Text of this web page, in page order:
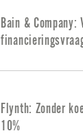
Bain &
Flynth: Zonder
10%